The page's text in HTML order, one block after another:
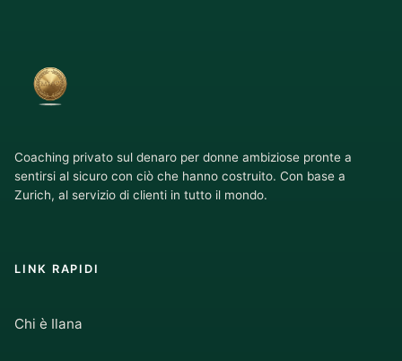
Coaching privato sul denaro per donne ambiziose pronte a
sentirsi al sicuro con ciò che hanno costruito. Con base a
Zurich, al servizio di clienti in tutto il mondo.
LINK RAPIDI
Chi è Ilana